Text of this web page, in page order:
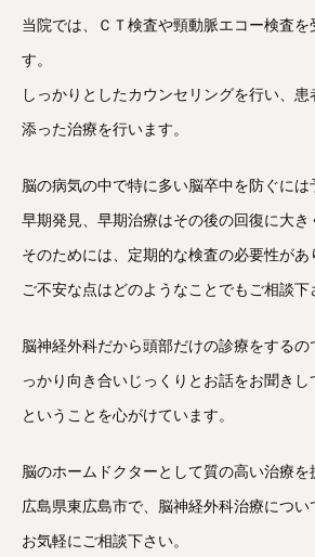
当院では、ＣＴ検査や頸動脈エコー検査を
す。
しっかりとしたカウンセリングを行い、患
添った治療を行います。
脳の病気の中で特に多い脳卒中を防ぐには
早期発見、早期治療はその後の回復に大き
そのためには、定期的な検査の必要性があ
ご不安な点はどのようなことでもご相談下
脳神経外科だから頭部だけの診療をするの
っかり向き合いじっくりとお話をお聞き
ということを心がけています。
脳のホームドクターとして質の高い治療を
広島県東広島市で、脳神経外科治療につい
お気軽にご相談下さい。